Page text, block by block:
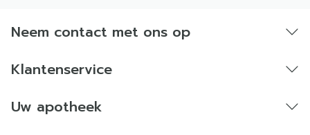
Neem contact met ons op
Klantenservice
Uw apotheek